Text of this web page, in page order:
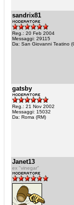
sandrix81
Reg.: 20 Feb 2004
Messaggi: 29115
Da: San Giovanni Teatino
gatsby
Reg.: 21 Nov 2002
Messaggi: 15032
Da: Roma (RM)
Janet13
ex "vinegar"